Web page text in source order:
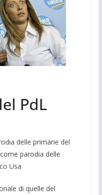
PdL
delle primarie del
parodia delle
Usa
di quelle del